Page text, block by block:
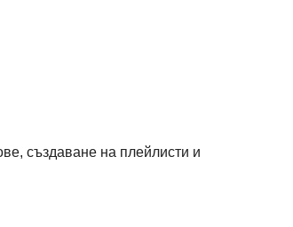
създаване на плейлисти и